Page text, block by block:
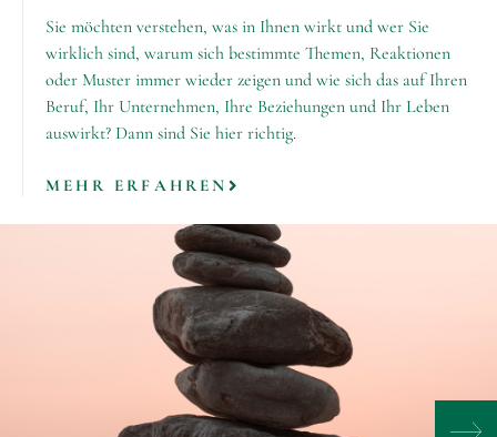
Sie möchten verstehen, was in Ihnen wirkt und wer Sie
wirklich sind, warum sich bestimmte Themen, Reaktionen
oder Muster immer wieder zeigen und wie sich das auf Ihren
Beruf, Ihr Unternehmen, Ihre Beziehungen und Ihr Leben
auswirkt? Dann sind Sie hier richtig.
MEHR ERFAHREN